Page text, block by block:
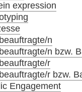
expression
n
n bzw.
r
r bzw.
Engagement